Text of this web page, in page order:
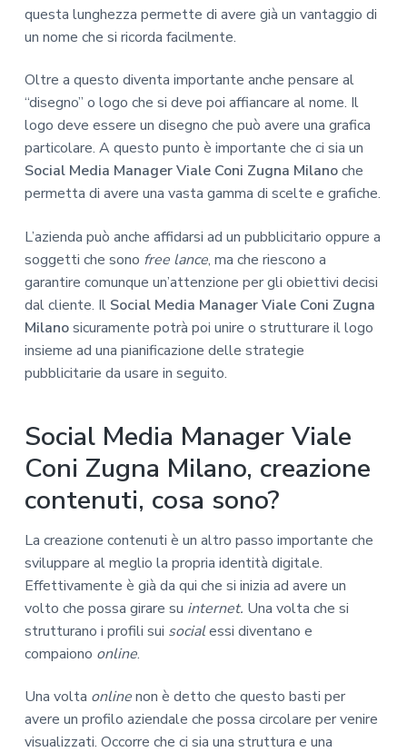
questa lunghezza permette di avere già un vantaggio di
un nome che si ricorda facilmente.
Oltre a questo diventa importante anche pensare al
“disegno” o logo che si deve poi affiancare al nome. Il
logo deve essere un disegno che può avere una grafica
particolare. A questo punto è importante che ci sia un
Social Media Manager Viale Coni Zugna Milanoche
permetta di avere una vasta gamma di scelte e grafiche.
L’azienda può anche affidarsi ad un pubblicitario oppure a
soggetti che sono free lance, ma che riescono a
garantire comunque un’attenzione per gli obiettivi decisi
dal cliente. Il Social Media Manager Viale Coni Zugna
Milanosicuramente potrà poi unire o strutturare il logo
insieme ad una pianificazione delle strategie
pubblicitarie da usare in seguito.
Social Media Manager Viale
Coni Zugna Milano, creazione
contenuti, cosa sono?
La creazione contenuti è un altro passo importante che
sviluppare al meglio la propria identità digitale.
Effettivamente è già da qui che si inizia ad avere un
volto che possa girare su internet. Una volta che si
strutturano i profili sui socialessi diventano e
compaiono online.
Una volta onlinenon è detto che questo basti per
avere un profilo aziendale che possa circolare per venire
visualizzati. Occorre che ci sia una struttura e una